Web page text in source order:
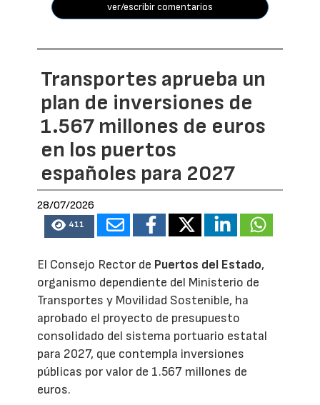
ver/escribir comentarios
Transportes aprueba un
plan de inversiones de
1.567 millones de euros
en los puertos
españoles para 2027
28/07/2026
411
El Consejo Rector de Puertos del Estado,
organismo dependiente del Ministerio de
Transportes y Movilidad Sostenible, ha
aprobado el proyecto de presupuesto
consolidado del sistema portuario estatal
para 2027, que contempla inversiones
públicas por valor de 1.567 millones de
euros.